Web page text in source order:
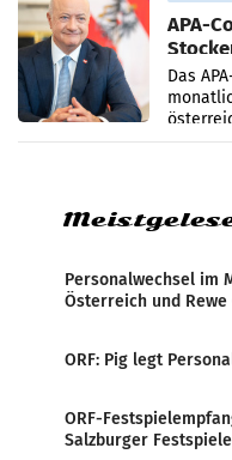
APA-
im Juli
Das
Personalwechsel im
Österreich und Rewe
ORF: Pig legt
ORF-
Salzburger Festspiele